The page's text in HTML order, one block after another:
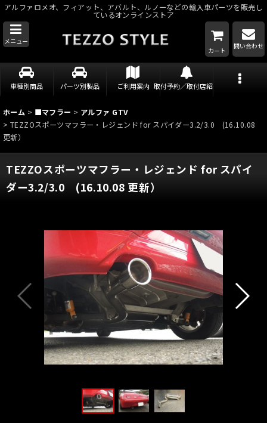
アルファロメオ、フィアット、アバルト、ルノーなどの輸入車パーツを販売し
ているオンラインストア
メニュー
カート
問い合わせ
車種別商品 パーツ別製品 ご利用案内 取付予約／取付店紹介
ホーム > ■マフラー > アルファ GTV
> TEZZOスポーツマフラー・レジェンド for スパイダー3.2/3.0 (16.10.08
更新）
TEZZOスポーツマフラー・レジェンド for スパイ
ダー3.2/3.0 (16.10.08 更新）